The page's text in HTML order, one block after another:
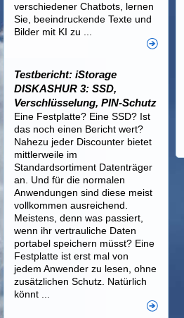
verschiedener Chatbots, lernen
Sie, beeindruckende Texte und
Bilder mit KI zu ...
Testbericht: iStorage
DISKASHUR 3: SSD,
Verschlüsselung, PIN-Schutz
Eine Festplatte? Eine SSD? Ist
das noch einen Bericht wert?
Nahezu jeder Discounter bietet
mittlerweile im
Standardsortiment Datenträger
an. Und für die normalen
Anwendungen sind diese meist
vollkommen ausreichend.
Meistens, denn was passiert,
wenn ihr vertrauliche Daten
portabel speichern müsst? Eine
Festplatte ist erst mal von
jedem Anwender zu lesen, ohne
zusätzlichen Schutz. Natürlich
könnt ...